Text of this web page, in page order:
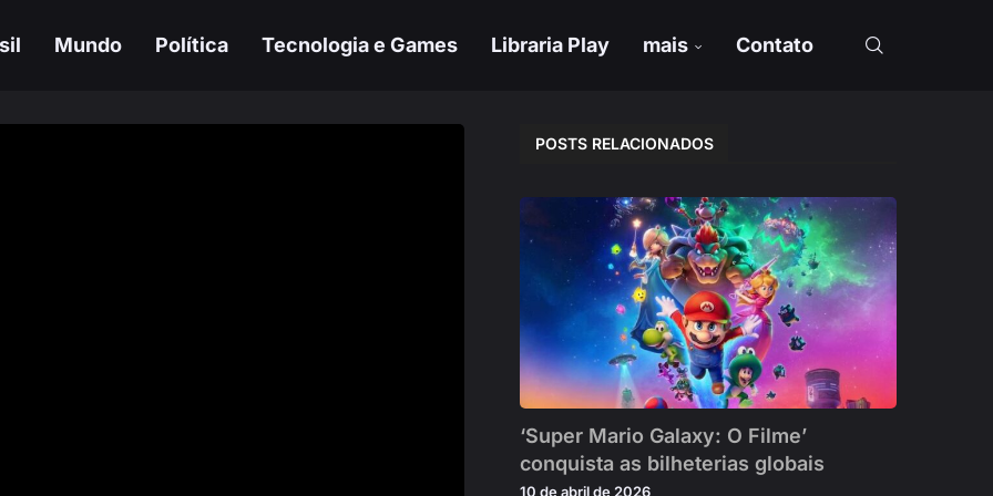
Mundo Política Tecnologia e Games Libraria Play mais Contato
POSTS RELACIONADOS
‘Super Mario Galaxy: O Filme’
conquista as bilheterias globais
10 de abril de 2026